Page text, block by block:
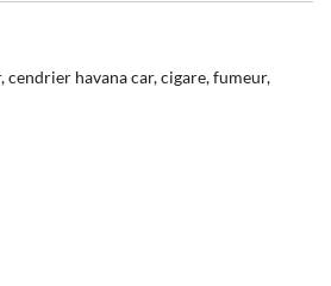
,cendrier havana car,cigare,fumeur,